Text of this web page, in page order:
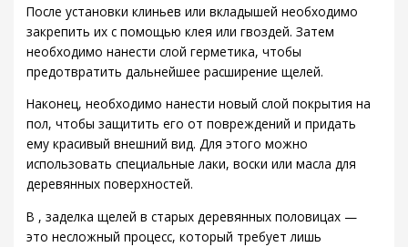
После установки клиньев или вкладышей необходимо
закрепить их с помощью клея или гвоздей. Затем
необходимо нанести слой герметика, чтобы
предотвратить дальнейшее расширение щелей.
Наконец, необходимо нанести новый слой покрытия на
пол, чтобы защитить его от повреждений и придать
ему красивый внешний вид. Для этого можно
использовать специальные лаки, воски или масла для
деревянных поверхностей.
В , заделка щелей в старых деревянных половицах —
это несложный процесс, который требует лишь